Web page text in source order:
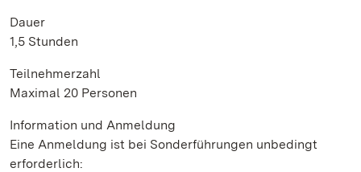
Dauer
1,5 Stunden
Teilnehmerzahl
Maximal 20 Personen
Information und Anmeldung
Eine Anmeldung ist bei Sonderführungen unbedingt
erforderlich: